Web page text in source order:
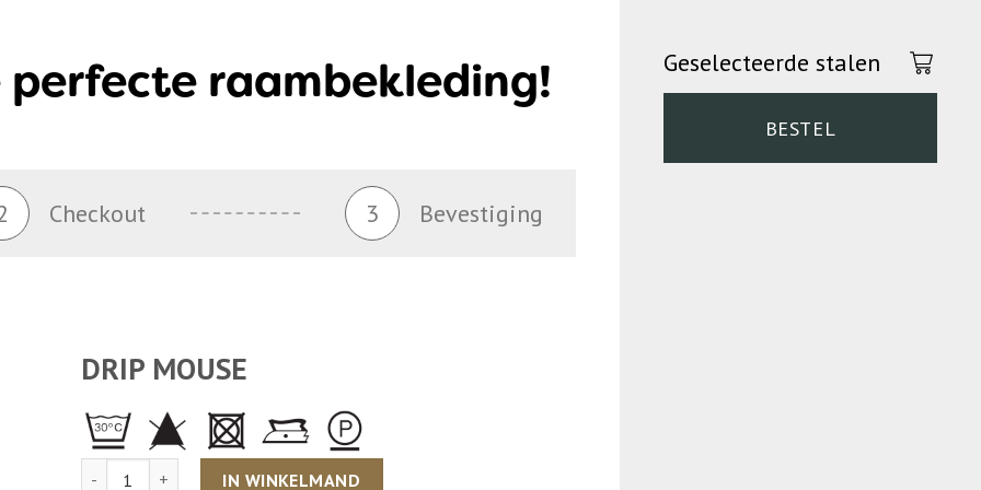
perfecte raambekleding!
Checkout 3 Bevestiging
DRIP MOUSE
IN WINKELMAND
Geselecteerde stalen
BESTEL